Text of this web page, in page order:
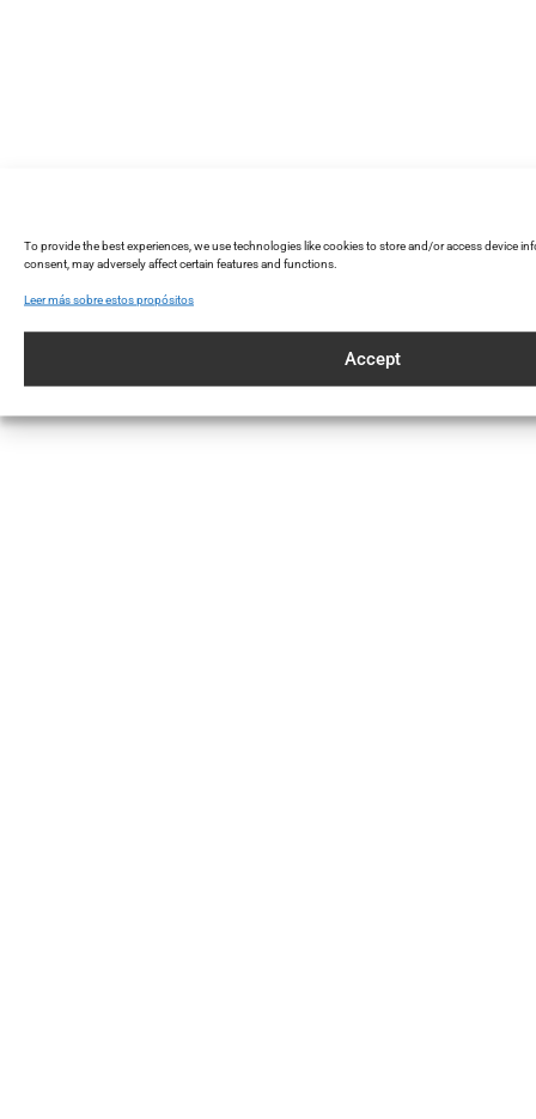
To provide the best experiences, we use technologies like cookies to store and/or access
consent, may adversely affect certain features and functions.
Leer más sobre estos propósitos
Accept